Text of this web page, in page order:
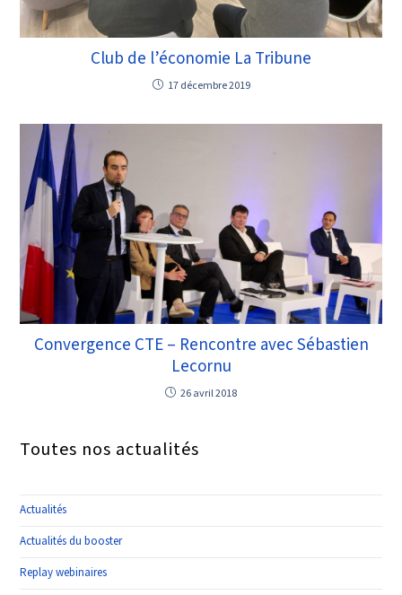
Club de l’économie La Tribune
17 décembre 2019
Convergence CTE – Rencontre avec Sébastien
Lecornu
26 avril 2018
Toutes nos actualités
Actualités
Actualités du booster
Replay webinaires